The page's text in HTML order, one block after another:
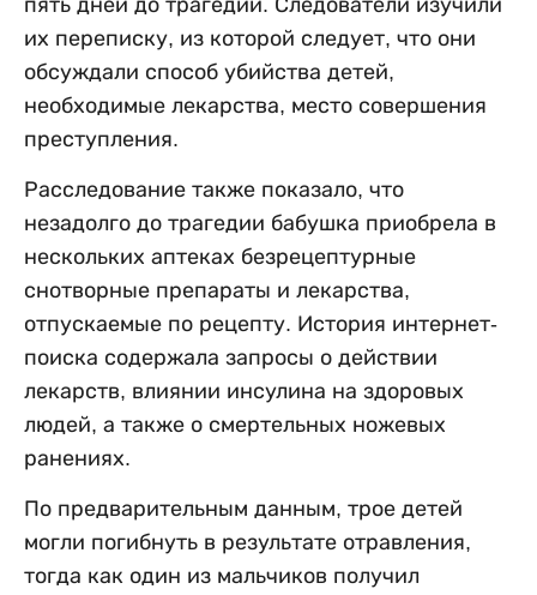
их переписку, из которой следует, что они
обсуждали способ убийства детей,
необходимые лекарства, место совершения
преступления.
Расследование также показало, что
незадолго до трагедии бабушка приобрела в
нескольких аптеках безрецептурные
снотворные препараты и лекарства,
отпускаемые по рецепту. История интернет-
поиска содержала запросы о действии
лекарств, влиянии инсулина на здоровых
людей, а также о смертельных ножевых
ранениях.
По предварительным данным, трое детей
могли погибнуть в результате отравления,
тогда как один из мальчиков получил